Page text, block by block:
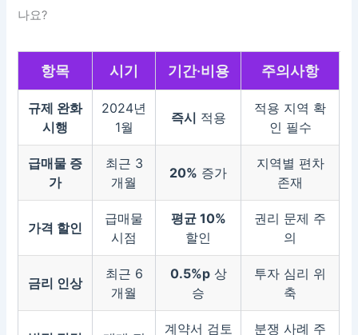
나요?
항목 시기 기간·비용 주의사항
규제 완화
시행
2024년
1월
즉시 적용
적용 지역 확
인 필수
급매물 증
가
최근 3
개월
20% 증가
지역별 편차
존재
가격 할인
급매물
시점
평균 10%
할인
권리 문제 주
의
금리 인상
최근 6
개월
0.5%p상
승
투자 심리 위
축
계약서 검토
분쟁 사례 주